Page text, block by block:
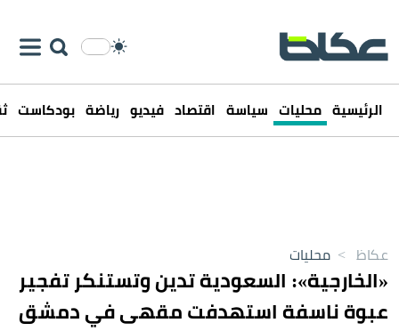
الرئيسية محليات سياسة اقتصاد فيديو رياضة بودكاست
عكاظ > محليات
«الخارجية»: السعودية تدين وتستنكر تفجير
عبوة ناسفة استهدفت مقهى في دمشق